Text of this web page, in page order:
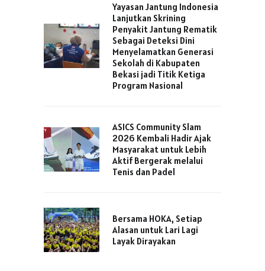
Yayasan Jantung Indonesia
Lanjutkan Skrining
Penyakit Jantung Rematik
Sebagai Deteksi Dini
Menyelamatkan Generasi
Sekolah di Kabupaten
Bekasi jadi Titik Ketiga
Program Nasional
ASICS Community Slam
2026 Kembali Hadir Ajak
Masyarakat untuk Lebih
Aktif Bergerak melalui
Tenis dan Padel
Bersama HOKA, Setiap
Alasan untuk Lari Lagi
Layak Dirayakan